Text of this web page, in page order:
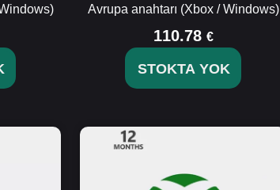
Avrupa anahtarı (Xbox / Windows)
110.78 €
STOKTA YOK